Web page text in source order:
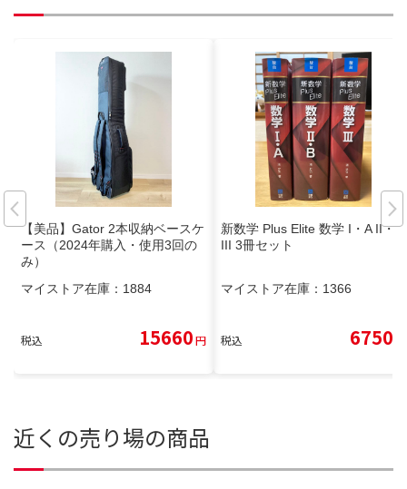
【美品】Gator 2本収納ベースケ
ース（2024年購入・使用3回の
み）
マイストア在庫： 1884
税込 15660円
新数学 Plus Elite 数学 I・A II・B
III 3冊セット
マイストア在庫： 1366
税込 6750
近くの売り場の商品